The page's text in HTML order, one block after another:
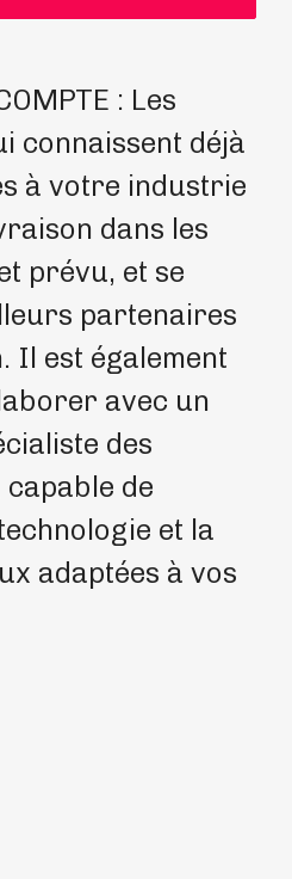
: Les
connaissent déjà
à votre industrie
dans les
prévu, et se
partenaires
Il est également
avec un
des
de
et la
adaptées à vos